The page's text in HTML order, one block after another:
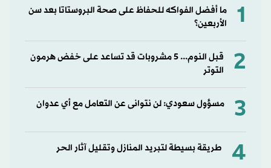
1
ما أفضل الفواكه للحفاظ على صحة البروستاتا بعد سن
الأربعين؟
2
قبل النوم... 5 مشروبات قد تساعد على خفض هرمون
التوتر
3 مسؤول سعودي: لن نتوانى عن التعامل مع أي عدوان
4 طريقة بسيطة لتبريد المنازل وتقليل آثار الحر